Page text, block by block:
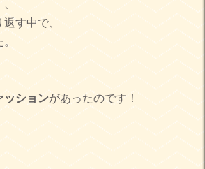
す中で、
ッションがあったのです！